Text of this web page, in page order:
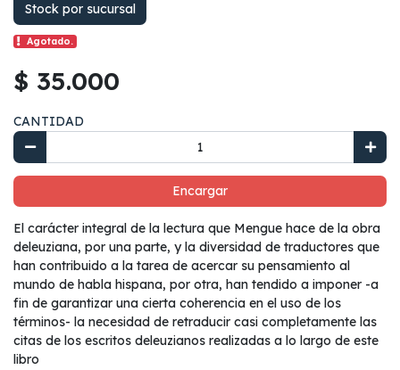
Stock por sucursal
Agotado.
$ 35.000
CANTIDAD
Encargar
El carácter integral de la lectura que Mengue hace de la obra
deleuziana, por una parte, y la diversidad de traductores que
han contribuido a la tarea de acercar su pensamiento al
mundo de habla hispana, por otra, han tendido a imponer -a
fin de garantizar una cierta coherencia en el uso de los
términos- la necesidad de retraducir casi completamente las
citas de los escritos deleuzianos realizadas a lo largo de este
libro